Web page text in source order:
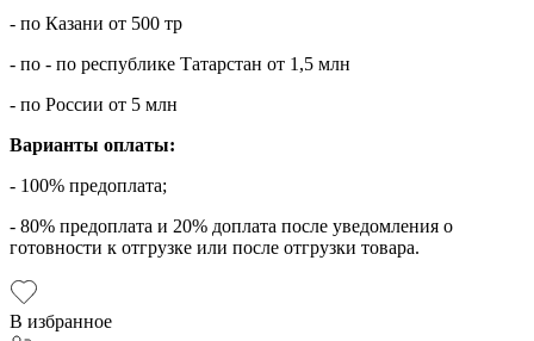
- по Казани от 500 тр
- по - по республике Татарстан от 1,5 млн
- по России от 5 млн
Варианты оплаты:
- 100% предоплата;
- 80% предоплата и 20% доплата после уведомления о
готовности к отгрузке или после отгрузки товара.
В избранное